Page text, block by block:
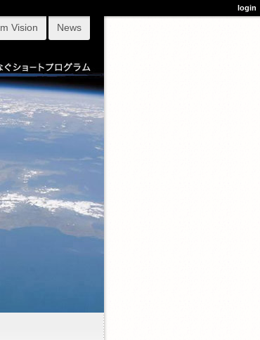
Vision News
login